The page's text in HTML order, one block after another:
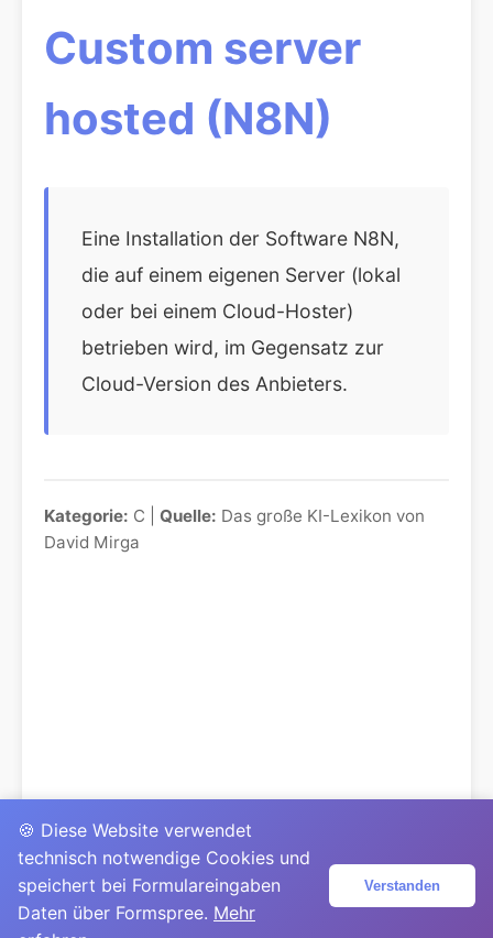
Custom server
hosted (N8N)
Eine Installation der Software N8N,
die auf einem eigenen Server (lokal
oder bei einem Cloud-Hoster)
betrieben wird, im Gegensatz zur
Cloud-Version des Anbieters.
Kategorie: C | Quelle: Das große KI-Lexikon von
David Mirga
🍪 Diese Website verwendet
technisch notwendige Cookies und
speichert bei Formulareingaben
Daten über Formspree. Mehr
Verstanden